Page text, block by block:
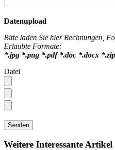
Datenupload
Bitte laden Sie hier Rechnungen,
Erlaubte Formate:
*.jpg *.png *.pdf *.doc *.docx
Datei
Weitere Interessante Artikel